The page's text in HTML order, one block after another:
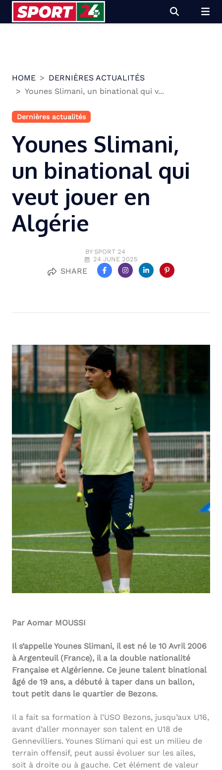
HOME
DERNIÈRES ACTUALITÉS
Younes Slimani, un binational qui v...
Dernières actualités
Younes Slimani,
un binational qui
veut jouer en
Algérie
BY SPORT 24
24 JUNE 2025
SHARE
Par Aomar MOUSSI
Il s’appelle Younes Slimani, il est né le 10 Avril 2006
à Argenteuil (France), il a la double nationalité
Française et Algérienne. Ce jeune talent binational
âgé de 19 ans, a débuté à taper dans un ballon,
tout petit dans le quartier de Bezons.
Il a fait sa formation à l’USO Bezons, jusqu’aux U16,
avant d’aller monnayer son talent en U18 de
Gennevilliers. Younes Slimani qui est un milieu de
terrain offensif, peut aussi évoluer sur les ailes,
soit à droite ou à gauche. Cet élément de valeur